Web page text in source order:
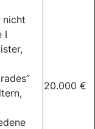
nicht
I
20.000 €